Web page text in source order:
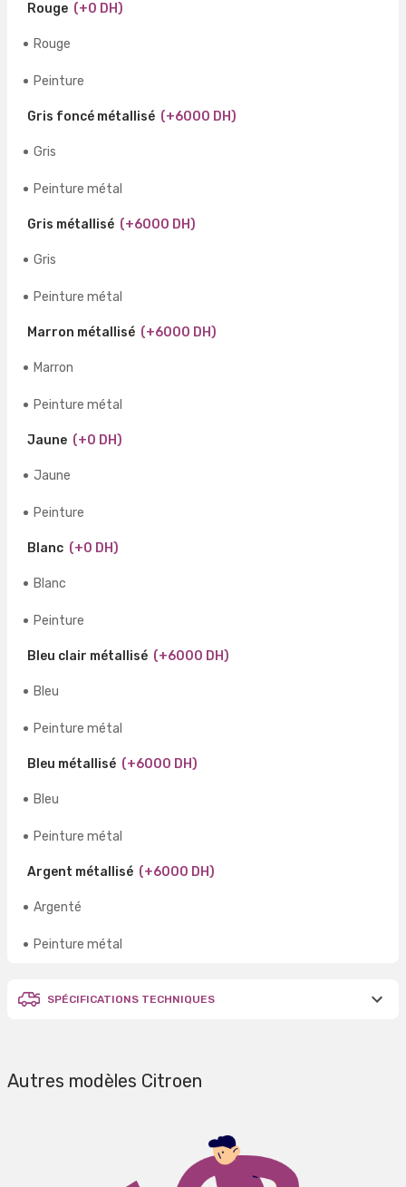
Rouge (+0 DH)
Rouge
Peinture
Gris foncé métallisé (+6000 DH)
Gris
Peinture métal
Gris métallisé (+6000 DH)
Gris
Peinture métal
Marron métallisé (+6000 DH)
Marron
Peinture métal
Jaune (+0 DH)
Jaune
Peinture
Blanc (+0 DH)
Blanc
Peinture
Bleu clair métallisé (+6000 DH)
Bleu
Peinture métal
Bleu métallisé (+6000 DH)
Bleu
Peinture métal
Argent métallisé (+6000 DH)
Argenté
Peinture métal
SPÉCIFICATIONS TECHNIQUES
Autres modèles Citroen